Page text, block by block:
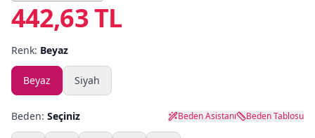
Markalar
Yazlık Pijama
Kampanyalar
Yeni Gelenler
442,63 TL
Renk: Beyaz
Beyaz Siyah
Beden: Seçiniz Beden Asistanı Beden Tablosu